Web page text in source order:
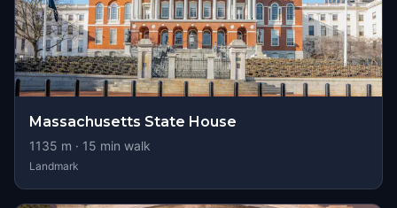
Massachusetts State House
1135 m · 15 min walk
Landmark